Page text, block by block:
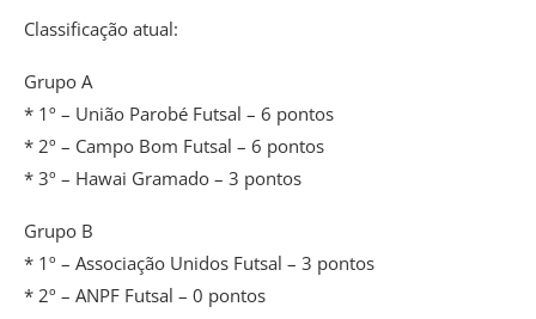
Classificação atual:
Grupo A
* 1º – União Parobé Futsal – 6 pontos
* 2º – Campo Bom Futsal – 6 pontos
* 3º – Hawai Gramado – 3 pontos
Grupo B
* 1º – Associação Unidos Futsal – 3 pontos
* 2º – ANPF Futsal – 0 pontos